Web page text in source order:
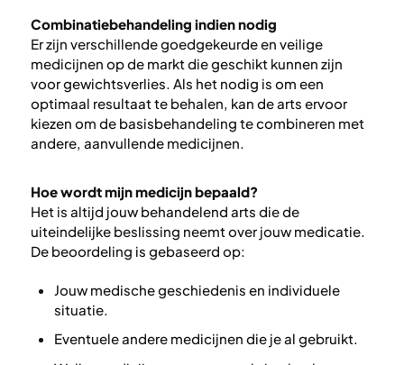
Combinatiebehandeling indien nodig
Er zijn verschillende goedgekeurde en veilige
medicijnen op de markt die geschikt kunnen zijn
voor gewichtsverlies. Als het nodig is om een
optimaal resultaat te behalen, kan de arts ervoor
kiezen om de basisbehandeling te combineren met
andere, aanvullende medicijnen.
Hoe wordt mijn medicijn bepaald?
Het is altijd jouw behandelend arts die de
uiteindelijke beslissing neemt over jouw medicatie.
De beoordeling is gebaseerd op:
Jouw medische geschiedenis en individuele
situatie.
Eventuele andere medicijnen die je al gebruikt.